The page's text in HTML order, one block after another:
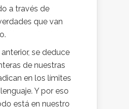
a través de
que van
se deduce
de nuestras
en los límites
Y por eso
está en nuestro